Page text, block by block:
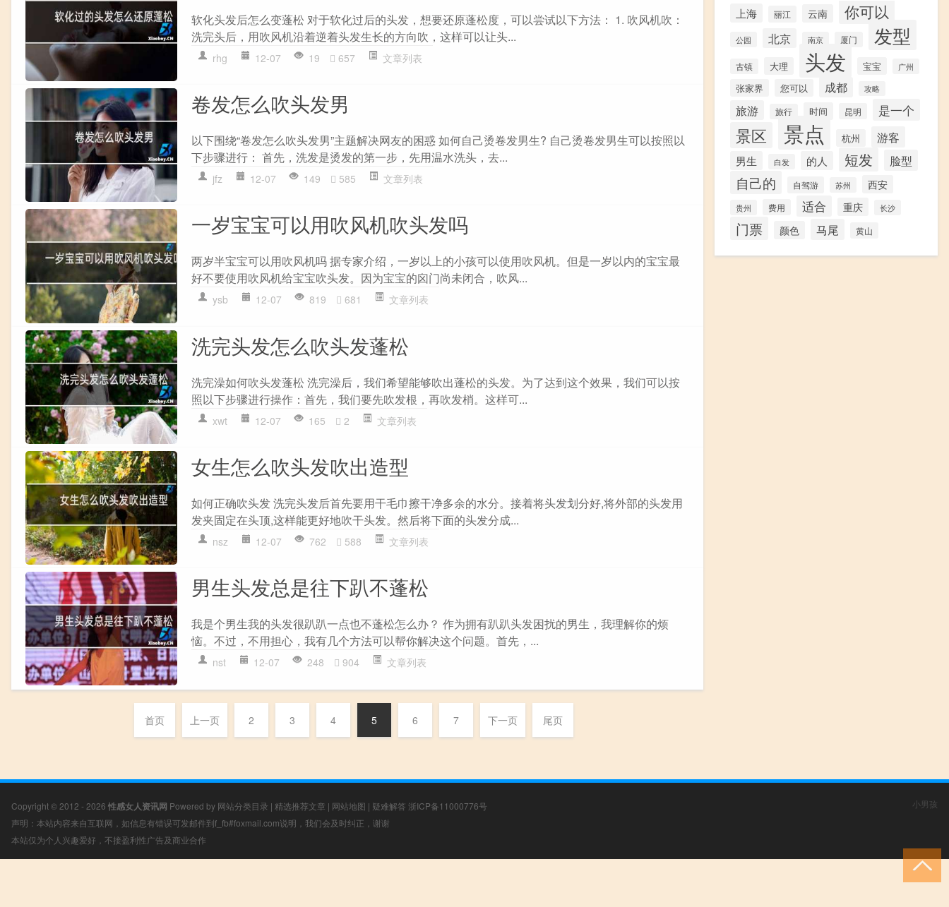
软化头发后怎么变蓬松 对于软化过后的头发，想要还原蓬松度，可以尝试以下方法： 1. 吹风机吹：
洗完头后，用吹风机沿着逆着头发生长的方向吹，这样可以让头...
rhg 12-07 19 657 文章列表
卷发怎么吹头发男
以下围绕“卷发怎么吹头发男”主题解决网友的困惑 如何自己烫卷发男生? 自己烫卷发男生可以按照以
下步骤进行： 首先，洗发是烫发的第一步，先用温水洗头，去...
jfz 12-07 149 585 文章列表
一岁宝宝可以用吹风机吹头发吗
两岁半宝宝可以用吹风机吗 据专家介绍，一岁以上的小孩可以使用吹风机。但是一岁以内的宝宝最
好不要使用吹风机给宝宝吹头发。因为宝宝的囟门尚未闭合，吹风...
ysb 12-07 819 681 文章列表
洗完头发怎么吹头发蓬松
洗完澡如何吹头发蓬松 洗完澡后，我们希望能够吹出蓬松的头发。为了达到这个效果，我们可以按
照以下步骤进行操作：首先，我们要先吹发根，再吹发梢。这样可...
xwt 12-07 165 2 文章列表
女生怎么吹头发吹出造型
如何正确吹头发 洗完头发后首先要用干毛巾擦干净多余的水分。接着将头发划分好,将外部的头发用
发夹固定在头顶,这样能更好地吹干头发。然后将下面的头发分成...
nsz 12-07 762 588 文章列表
男生头发总是往下趴不蓬松
我是个男生我的头发很趴趴一点也不蓬松怎么办？ 作为拥有趴趴头发困扰的男生，我理解你的烦
恼。不过，不用担心，我有几个方法可以帮你解决这个问题。首先，...
nst 12-07 248 904 文章列表
首页 上一页 2 3 4 5 6 7 下一页 尾页
上海 丽江 云南 你可以
公园 北京 南京 厦门 发型
古镇 大理 头发 宝宝 广州
张家界 您可以 成都 攻略
旅游 旅行 时间 昆明 是一个
景区 景点 杭州 游客
男生 白发 的人 短发 脸型
自己的 自驾游 苏州 西安
贵州 费用 适合 重庆 长沙
门票 颜色 马尾 黄山
Copyright © 2012 - 2026 性感女人资讯网 Powered by 网站分类目录 | 精选推荐文章 | 网站地图 | 疑难解答 浙ICP备11000776号
声明：本站内容来自互联网，如信息有错误可发邮件到f_fb#foxmail.com说明，我们会及时纠正，谢谢
本站仅为个人兴趣爱好，不接盈利性广告及商业合作
小男孩